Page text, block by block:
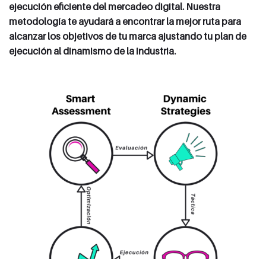
ejecución eficiente del mercadeo digital. Nuestra
metodología te ayudará a encontrar la mejor ruta para
alcanzar los objetivos de tu marca ajustando tu plan de
ejecución al dinamismo de la industria.